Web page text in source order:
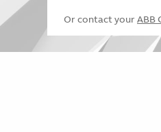
Or contact your ABB